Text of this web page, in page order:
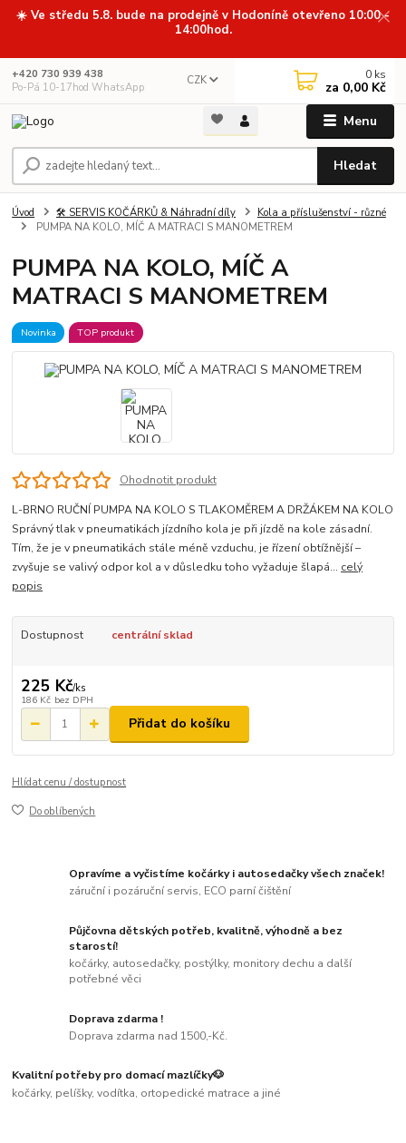
☀️ Ve středu 5.8. bude na prodejně v Hodoníně otevřeno 10:00 -
14:00hod.
Menu
CZK
Hledat
+420 730 939 438
Po-Pá 10-17hod WhatsApp
0 ks
za 0,00 Kč
Úvod 🛠️ SERVIS KOČÁRKŮ & Náhradní díly
Kola a příslušenství - různé
PUMPA NA KOLO, MÍČ A MATRACI S MANOMETREM
PUMPA NA KOLO, MÍČ A
MATRACI S MANOMETREM
Novinka TOP produkt
Ohodnotit produkt
L-BRNO RUČNÍ PUMPA NA KOLO S TLAKOMĚREM A DRŽÁKEM NA KOLO
Správný tlak v pneumatikách jízdního kola je při jízdě na kole zásadní.
Tím, že je v pneumatikách stále méně vzduchu, je řízení obtížnější –
zvyšuje se valivý odpor kol a v důsledku toho vyžaduje šlapá... celý
popis
Dostupnost centrální sklad
225 Kč/ks
186 Kč bez DPH
Přidat do košíku
Hlídat cenu / dostupnost
Do oblíbených
Opravíme a vyčistíme kočárky i autosedačky všech značek!
záruční i pozáruční servis, ECO parní čištění
Půjčovna dětských potřeb, kvalitně, výhodně a bez
starostí!
kočárky, autosedačky, postýlky, monitory dechu a další
potřebné věci
Doprava zdarma !
Doprava zdarma nad 1500,-Kč.
Kvalitní potřeby pro domací mazlíčky🐶
kočárky, pelíšky, vodítka, ortopedické matrace a jiné